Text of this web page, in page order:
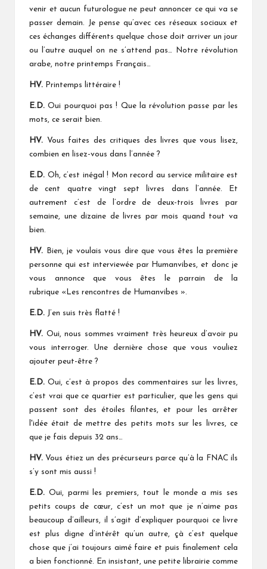
venir et aucun futurologue ne peut annoncer ce qui va se
passer demain. Je pense qu’avec ces réseaux sociaux et
ces échanges différents quelque chose doit arriver un jour
ou l’autre auquel on ne s’attend pas… Notre révolution
arabe, notre printemps Français…
HV. Printemps littéraire !
E.D. Oui pourquoi pas ! Que la révolution passe par les
mots, ce serait bien.
HV. Vous faites des critiques des livres que vous lisez,
combien en lisez-vous dans l’année ?
E.D. Oh, c’est inégal ! Mon record au service militaire est
de cent quatre vingt sept livres dans l’année. Et
autrement c’est de l’ordre de deux-trois livres par
semaine, une dizaine de livres par mois quand tout va
bien.
HV. Bien, je voulais vous dire que vous êtes la première
personne qui est interviewée par Humanvibes, et donc je
vous annonce que vous êtes le parrain de la
rubrique «Les rencontres de Humanvibes ».
E.D. J’en suis très flatté !
HV. Oui, nous sommes vraiment très heureux d’avoir pu
vous interroger. Une dernière chose que vous vouliez
ajouter peut-être ?
E.D.Oui, c’est à propos des commentaires sur les livres,
c’est vrai que ce quartier est particulier, que les gens qui
passent sont des étoiles filantes, et pour les arrêter
l'idée était de mettre des petits mots sur les livres, ce
que je fais depuis 32 ans…
HV. Vous étiez un des précurseurs parce qu’à la FNAC ils
s’y sont mis aussi !
E.D. Oui, parmi les premiers, tout le monde a mis ses
petits coups de cœur, c’est un mot que je n’aime pas
beaucoup d’ailleurs, il s’agit d’expliquer pourquoi ce livre
est plus digne d’intérêt qu’un autre, çà c’est quelque
chose que j’ai toujours aimé faire et puis finalement cela
a bien fonctionné. En insistant, une petite librairie comme